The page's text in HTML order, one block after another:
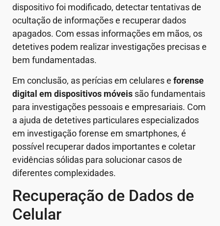
dispositivo foi modificado, detectar tentativas de
ocultação de informações e recuperar dados
apagados. Com essas informações em mãos, os
detetives podem realizar investigações precisas e
bem fundamentadas.
Em conclusão, as perícias em celulares e forense
digital em dispositivos móveis são fundamentais
para investigações pessoais e empresariais. Com
a ajuda de detetives particulares especializados
em investigação forense em smartphones, é
possível recuperar dados importantes e coletar
evidências sólidas para solucionar casos de
diferentes complexidades.
Recuperação de Dados de
Celular